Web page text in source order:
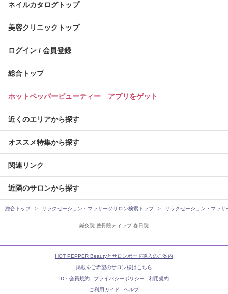
鍼灸院 整骨院ティップ 春日院
ネイルカタログトップ
美容クリニックトップ
ログイン / 会員登録
総合トップ
ホットペッパービューティー アプリをゲット
近くのエリアから探す
オススメ特集から探す
関連リンク
近隣のサロンから探す
総合トップ リラクゼーション・マッサージサロン検索トップ リラクゼーション・マッ
HOT PEPPER Beautyとサロンボード導入のご案内
掲載をご希望のサロン様はこちら
ID・会員規約
プライバシーポリシー
利用規約
ご利用ガイド
ヘルプ